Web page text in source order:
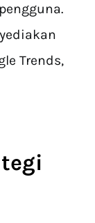
Trends,